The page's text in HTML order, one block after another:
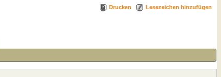
Drucken Lesezeichen hinzufügen